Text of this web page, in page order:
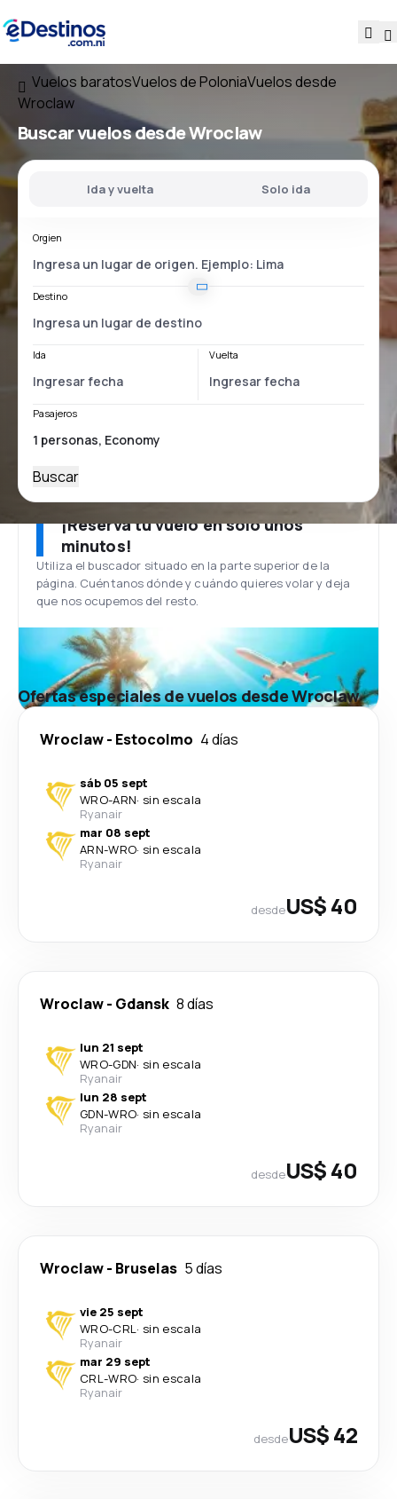
Vuelos baratosVuelos de PoloniaVuelos desde
Wroclaw
Buscar vuelosdesde Wroclaw
Ida y vuelta Solo ida
Orgien
Destino
Ida Vuelta
Pasajeros
Buscar
¡Reserva tu vuelo en solo unos
minutos!
Utiliza el buscador situado en la parte superior de la
página. Cuéntanos dónde y cuándo quieres volar y deja
que nos ocupemos del resto.
Ofertas especiales de vuelos desde Wroclaw
Wroclaw- Estocolmo 4 días
sáb 05 sept
WRO-ARN· sin escala
Ryanair
mar 08 sept
ARN-WRO· sin escala
Ryanair
desdeUS$ 40
Wroclaw- Gdansk 8 días
lun 21 sept
WRO-GDN· sin escala
Ryanair
lun 28 sept
GDN-WRO· sin escala
Ryanair
desdeUS$ 40
Wroclaw- Bruselas 5 días
vie 25 sept
WRO-CRL· sin escala
Ryanair
mar 29 sept
CRL-WRO· sin escala
Ryanair
desdeUS$ 42